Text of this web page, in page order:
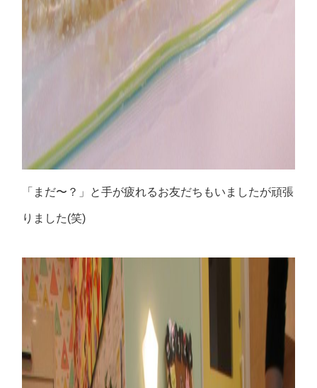
「まだ〜？」と手が疲れるお友だちもいましたが頑張
りました(笑)